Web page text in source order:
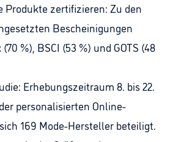
Produkte zertifizieren: Zu den
Bescheinigungen
%), BSCI (53 %) und GOTS (48
Erhebungszeitraum 8. bis 22.
personalisierten Online-
169 Mode-Hersteller beteiligt.